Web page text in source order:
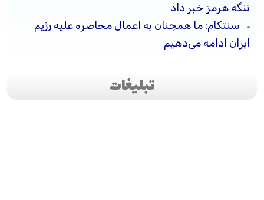
تنگه هرمز خبر داد
سنتکام: ما همچنان به اعمال محاصره علیه رژیم
ایران ادامه می‌دهیم
تبلیغات